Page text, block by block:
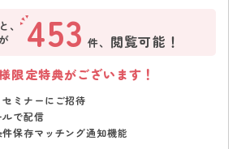
、 453 件、 閲覧可能！
限定特典がございます！
ミナーにご招待
で配信
保存マッチング通知機能